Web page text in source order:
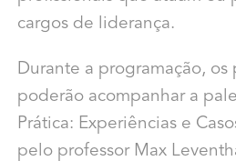
cargos de liderança.
Durante a programação, os
poderão acompanhar a
Prática: Experiências e
pelo professor Max